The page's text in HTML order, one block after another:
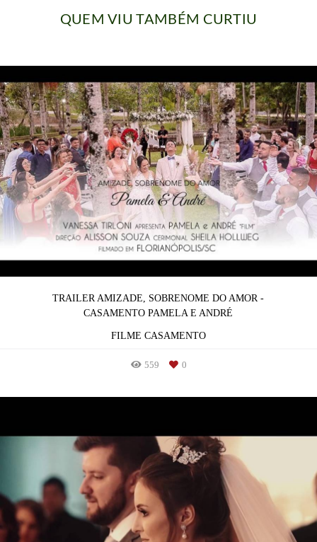
QUEM VIU TAMBÉM CURTIU
TRAILER AMIZADE, SOBRENOME DO AMOR -
CASAMENTO PAMELA E ANDRÉ
FILME CASAMENTO
559 0